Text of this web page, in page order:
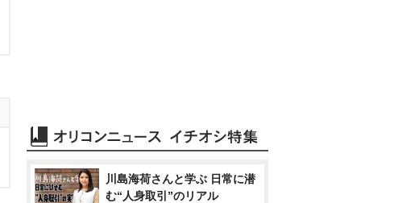
川島海荷さんと学ぶ 日常に潜
む“人身取引”のリアル